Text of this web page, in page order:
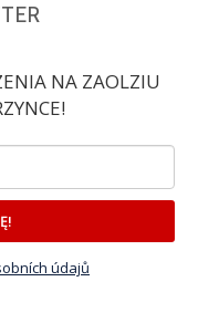
NA ZAOLZIU
údajů